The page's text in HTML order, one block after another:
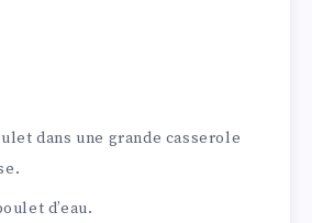
dans une grande casserole
d’eau.